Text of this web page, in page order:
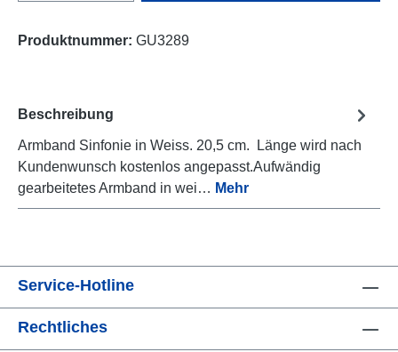
Produktnummer: GU3289
Beschreibung
Armband Sinfonie in Weiss. 20,5 cm. Länge wird nach
Kundenwunsch kostenlos angepasst.Aufwändig
gearbeitetes Armband in wei… Mehr
Service-Hotline
Rechtliches